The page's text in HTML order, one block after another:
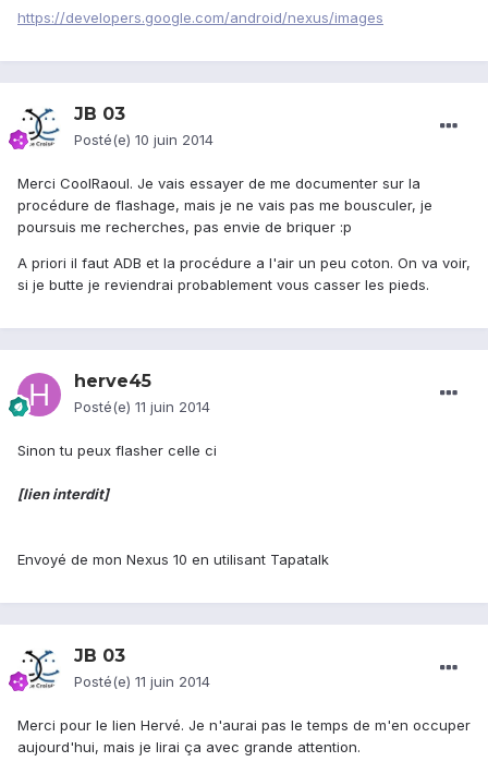
https://developers.google.com/android/nexus/images
JB 03
Posté(e) 10 juin 2014
Merci CoolRaoul. Je vais essayer de me documenter sur la
procédure de flashage, mais je ne vais pas me bousculer, je
poursuis me recherches, pas envie de briquer :p
A priori il faut ADB et la procédure a l'air un peu coton. On va voir,
si je butte je reviendrai probablement vous casser les pieds.
herve45
Posté(e) 11 juin 2014
Sinon tu peux flasher celle ci
[lien interdit]
Envoyé de mon Nexus 10 en utilisant Tapatalk
JB 03
Posté(e) 11 juin 2014
Merci pour le lien Hervé. Je n'aurai pas le temps de m'en occuper
aujourd'hui, mais je lirai ça avec grande attention.